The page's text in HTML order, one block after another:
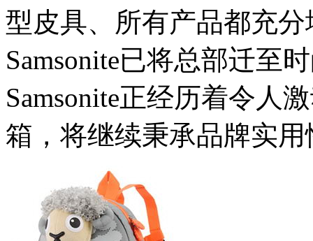
型皮具、所有产品都充分
Samsonite已将总部迁
Samsonite正经历着令人
箱，将继续秉承品牌实